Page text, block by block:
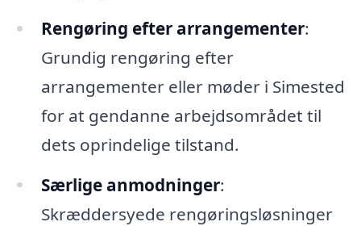
Rengøring efter arrangementer:
Grundig rengøring efter
arrangementer eller møder i Simested
for at gendanne arbejdsområdet til
dets oprindelige tilstand.
Særlige anmodninger:
Skræddersyede rengøringsløsninger